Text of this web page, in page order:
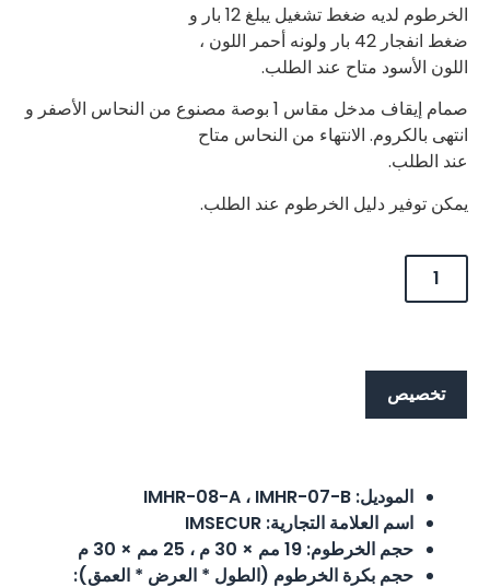
الخرطوم لديه ضغط تشغيل يبلغ 12 بار و
ضغط انفجار 42 بار ولونه أحمر اللون ،
اللون الأسود متاح عند الطلب.
صمام إيقاف مدخل مقاس 1 بوصة مصنوع من النحاس الأصفر و
انتهى بالكروم. الانتهاء من النحاس متاح
عند الطلب.
يمكن توفير دليل الخرطوم عند الطلب.
تخصيص
الموديل: IMHR-08-A ، IMHR-07-B
اسم العلامة التجارية: IMSECUR
حجم الخرطوم: 19 مم × 30 م ، 25 مم × 30 م
حجم بكرة الخرطوم (الطول * العرض * العمق):